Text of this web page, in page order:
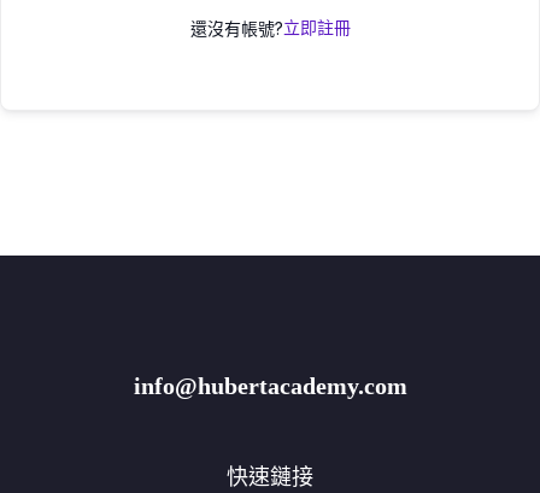
還沒有帳號?立即註冊
info@hubertacademy.com
快速鏈接